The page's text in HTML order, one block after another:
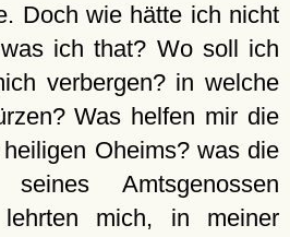
Doch wie hätte ich nicht
ich that? Wo soll ich
verbergen? in welche
Was helfen mir die
Oheims? was die
seines Amtsgenossen
mich, in meiner